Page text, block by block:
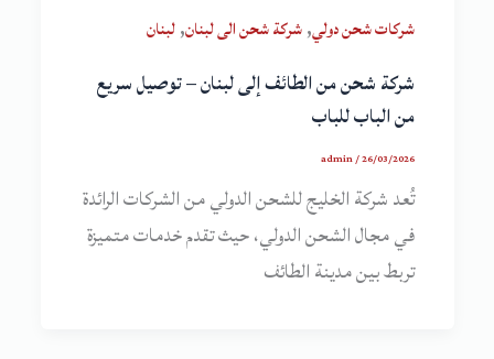
شركات شحن دولي,شركة شحن الى لبنان,لبنان
شركة شحن من الطائف إلى لبنان – توصيل سريع
من الباب للباب
admin/26/03/2026
تُعد شركة الخليج للشحن الدولي من الشركات الرائدة
في مجال الشحن الدولي، حيث تقدم خدمات متميزة
تربط بين مدينة الطائف